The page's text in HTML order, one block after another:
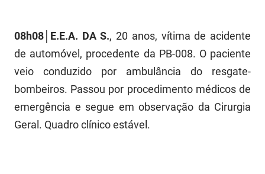
PB Saúde
PBPREV
Projeto Cooperar
08h08│E.E.A. DA S., 20 anos, vítima de acidente
de automóvel, procedente da PB-008. O paciente
veio conduzido por ambulância do resgate-
bombeiros. Passou por procedimento médicos de
emergência e segue em observação da Cirurgia
Geral. Quadro clínico estável.